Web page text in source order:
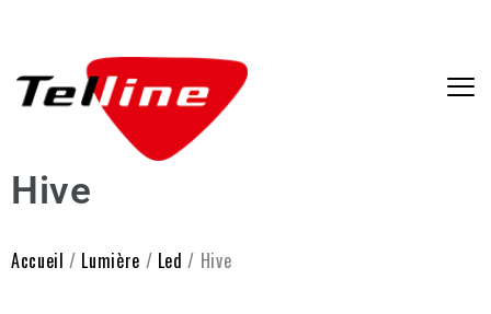
Hive
Accueil / Lumière / Led / Hive